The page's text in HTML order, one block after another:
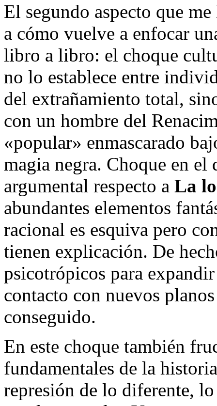
El segundo aspecto que
a cómo vuelve a enfocar
libro a libro: el choque
no lo establece entre
del extrañamiento total,
con un hombre del
«popular» enmascarado
magia negra. Choque en el
argumental respecto a La
abundantes elementos
racional es esquiva pero
tienen explicación. De
psicotrópicos para
contacto con nuevos
conseguido.
En este choque también
fundamentales de la
represión de lo diferente,